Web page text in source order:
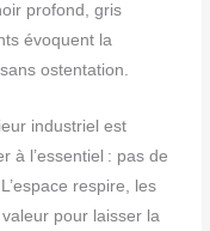
profond, gris
évoquent la
ostentation.
industriel est
à l’essentiel : pas de
respire, les
pour laisser la